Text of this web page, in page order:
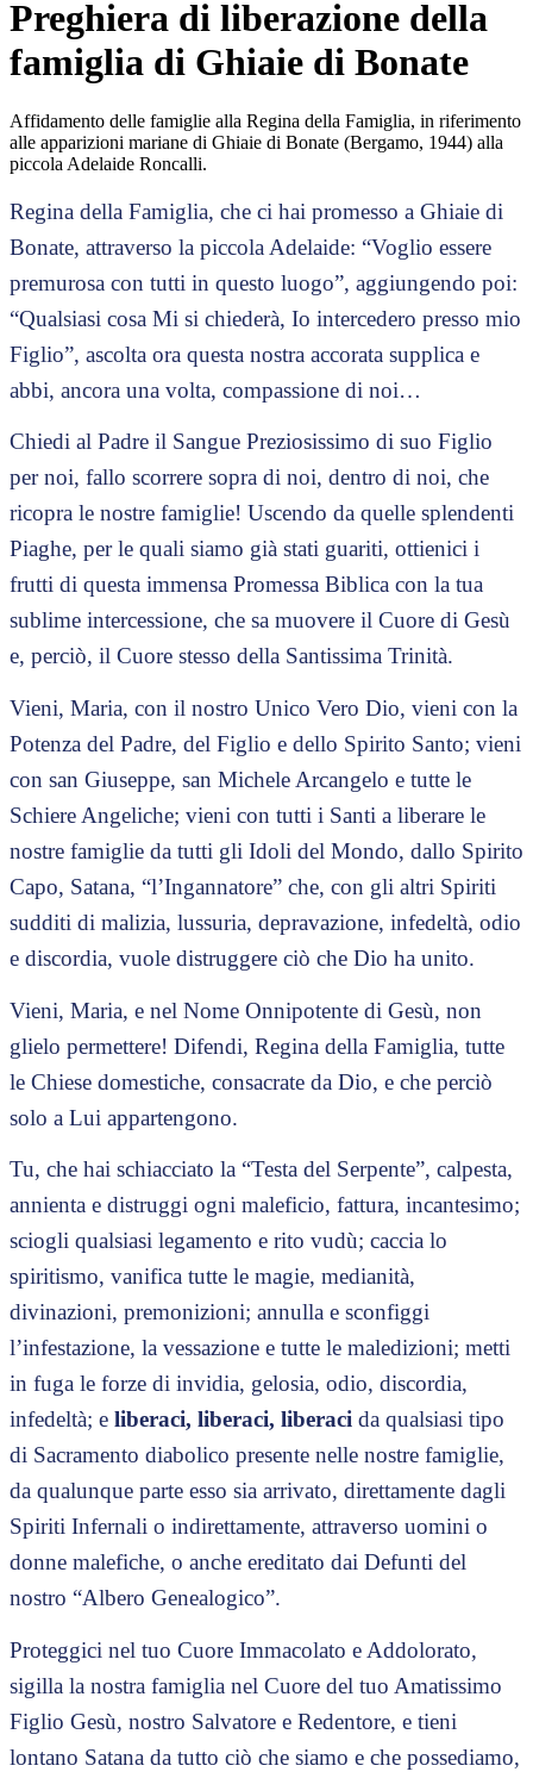
Preghiera di liberazione della
famiglia di Ghiaie di Bonate
Affidamento delle famiglie alla Regina della Famiglia, in riferimento
alle apparizioni mariane di Ghiaie di Bonate (Bergamo, 1944) alla
piccola Adelaide Roncalli.
Regina della Famiglia, che ci hai promesso a Ghiaie di
Bonate, attraverso la piccola Adelaide: “Voglio essere
premurosa con tutti in questo luogo”, aggiungendo poi:
“Qualsiasi cosa Mi si chiederà, Io intercedero presso mio
Figlio”, ascolta ora questa nostra accorata supplica e
abbi, ancora una volta, compassione di noi…
Chiedi al Padre il Sangue Preziosissimo di suo Figlio
per noi, fallo scorrere sopra di noi, dentro di noi, che
ricopra le nostre famiglie! Uscendo da quelle splendenti
Piaghe, per le quali siamo già stati guariti, ottienici i
frutti di questa immensa Promessa Biblica con la tua
sublime intercessione, che sa muovere il Cuore di Gesù
e, perciò, il Cuore stesso della Santissima Trinità.
Vieni, Maria, con il nostro Unico Vero Dio, vieni con la
Potenza del Padre, del Figlio e dello Spirito Santo; vieni
con san Giuseppe, san Michele Arcangelo e tutte le
Schiere Angeliche; vieni con tutti i Santi a liberare le
nostre famiglie da tutti gli Idoli del Mondo, dallo Spirito
Capo, Satana, “l’Ingannatore” che, con gli altri Spiriti
sudditi di malizia, lussuria, depravazione, infedeltà, odio
e discordia, vuole distruggere ciò che Dio ha unito.
Vieni, Maria, e nel Nome Onnipotente di Gesù, non
glielo permettere! Difendi, Regina della Famiglia, tutte
le Chiese domestiche, consacrate da Dio, e che perciò
solo a Lui appartengono.
Tu, che hai schiacciato la “Testa del Serpente”, calpesta,
annienta e distruggi ogni maleficio, fattura, incantesimo;
sciogli qualsiasi legamento e rito vudù; caccia lo
spiritismo, vanifica tutte le magie, medianità,
divinazioni, premonizioni; annulla e sconfiggi
l’infestazione, la vessazione e tutte le maledizioni; metti
in fuga le forze di invidia, gelosia, odio, discordia,
infedeltà; e liberaci, liberaci, liberaci da qualsiasi tipo
di Sacramento diabolico presente nelle nostre famiglie,
da qualunque parte esso sia arrivato, direttamente dagli
Spiriti Infernali o indirettamente, attraverso uomini o
donne malefiche, o anche ereditato dai Defunti del
nostro “Albero Genealogico”.
Proteggici nel tuo Cuore Immacolato e Addolorato,
sigilla la nostra famiglia nel Cuore del tuo Amatissimo
Figlio Gesù, nostro Salvatore e Redentore, e tieni
lontano Satana da tutto ciò che siamo e che possediamo,